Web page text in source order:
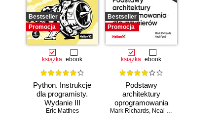
Bestseller
Promocja
książka ebook
Python. Instrukcje
dla programisty.
Wydanie III
Eric Matthes
Bestseller
Promocja
książka ebook
Podstawy
architektury
oprogramowania
dla inżynierów.
Mark Richards, Neal Ford